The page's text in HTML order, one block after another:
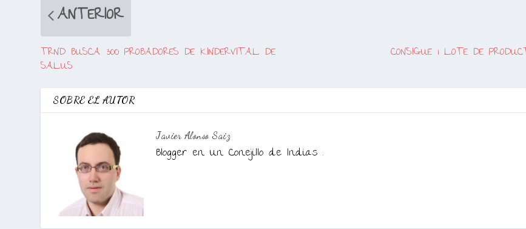
ANTERIOR
TRND BUSCA 300 PROBADORES DE KINDERVITAL DE
SALUS
CONSIGUE 1 LOTE DE
SOBRE EL AUTOR
Javier Alonso Saiz
Blogger en Un Conejillo de Indias .